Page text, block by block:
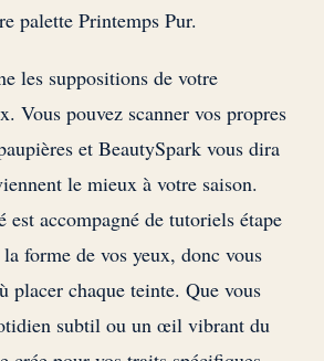
palette Printemps Pur.
les suppositions de votre
Vous pouvez scanner vos propres
et BeautySpark vous dira
le mieux à votre saison.
est accompagné de tutoriels étape
la forme de vos yeux, donc vous
placer chaque teinte. Que vous
subtil ou un œil vibrant du